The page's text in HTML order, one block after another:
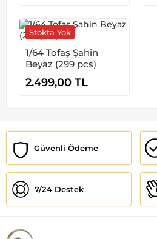
1/64 Tofaş Şahin
Beyaz (299 pcs)
2.499,00 TL
Stokta Yok
Güvenli Ödeme
7/24 Destek